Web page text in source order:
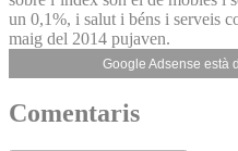
un 0,1%, i salut i béns i serveis
maig del 2014 pujaven.
Google Adsense està
Comentaris